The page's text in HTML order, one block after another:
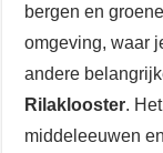
bergen en
omgeving, waar
andere
Rilaklooster.
middeleeuwen